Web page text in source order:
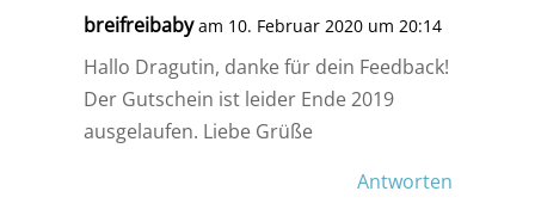
breifreibaby am 10. Februar 2020 um 20:14
Hallo Dragutin, danke für dein Feedback!
Der Gutschein ist leider Ende 2019
ausgelaufen. Liebe Grüße
Antworten